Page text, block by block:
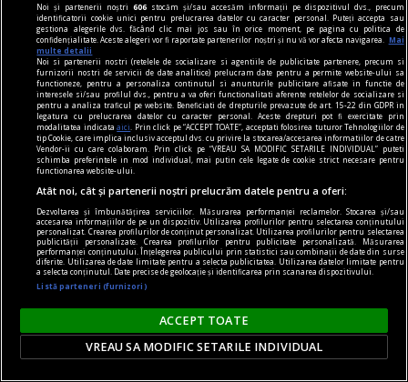
Dar crezi că dacă nu te-ai fi
născut într-un context urban,
lucrurile ar fi stat altfel?
Cred că dacă nu erau
aspectele specifice orașului,
erau altele specifice locurilor
acelea. Atîta timp cît spațiul
Noi și partenerii noștri606 stocăm și/sau accesăm informații pe dispozitivul dvs., precum
identificatorii cookie unici pentru prelucrarea datelor cu caracter personal. Puteți accepta sau
gestiona alegerile dvs. făcând clic mai jos sau în orice moment, pe pagina cu politica de
confidențialitate. Aceste alegeri vor fi raportate partenerilor noștri și nu vă vor afecta navigarea.
Mai
multe detalii
Noi si partenerii nostri (retelele de socializare si agentiile de publicitate partenere, precum si
furnizorii nostri de servicii de date analitice) prelucram date pentru a permite website-ului sa
functioneze, pentru a personaliza continutul si anunturile publicitare afisate in functie de
interesele si/sau profilul dvs., pentru a va oferi functionalitati aferente retelelor de socializare si
pentru a analiza traficul pe website. Beneficiati de drepturile prevazute de art. 15-22 din GDPR in
legatura cu prelucrarea datelor cu caracter personal. Aceste drepturi pot fi exercitate prin
modalitatea indicataaici
. Prin click pe “ACCEPT TOATE”, acceptati folosirea tuturor Tehnologiilor de
tip Cookie, care implica inclusiv acceptul dvs. cu privire la stocarea/accesarea informatiilor de catre
Vendor-ii cu care colaboram. Prin click pe “VREAU SA MODIFIC SETARILE INDIVIDUAL” puteti
schimba preferintele in mod individual, mai putin cele legate de cookie strict necesare pentru
functionarea website-ului.
Atât noi, cât și partenerii noștri prelucrăm datele pentru a oferi:
Dezvoltarea și îmbunătățirea serviciilor. Măsurarea performanței reclamelor. Stocarea și/sau
accesarea informațiilor de pe un dispozitiv. Utilizarea profilurilor pentru selectarea conținutului
personalizat. Crearea profilurilor de conținut personalizat. Utilizarea profilurilor pentru selectarea
publicității personalizate. Crearea profilurilor pentru publicitate personalizată. Măsurarea
performanței conținutului. Înțelegerea publicului prin statistici sau combinații de date din surse
diferite. Utilizarea de date limitate pentru a selecta publicitatea. Utilizarea datelor limitate pentru
a selecta conținutul. Date precise de geolocație și identificarea prin scanarea dispozitivului.
Listă parteneri (furnizori)
ACCEPT TOATE
VREAU SA MODIFIC SETARILE INDIVIDUAL